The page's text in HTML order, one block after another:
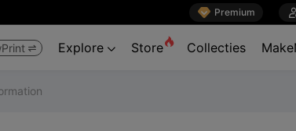
 Premium
 Explore  Store Collecties